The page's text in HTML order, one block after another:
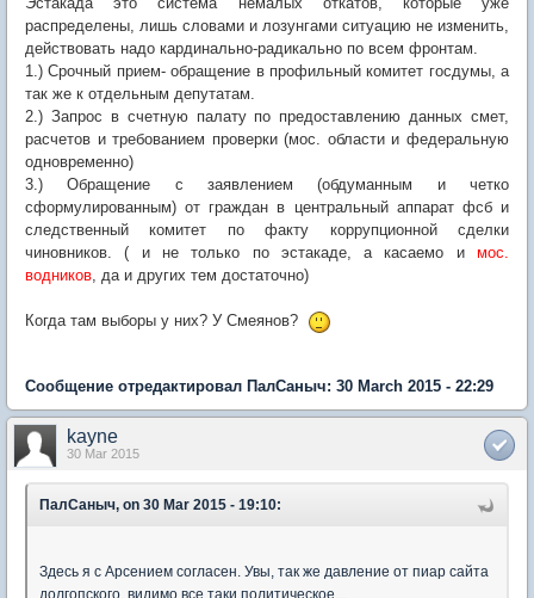
распределены, лишь словами и лозунгами ситуацию не изменить,
действовать надо кардинально-радикально по всем фронтам.
1.) Срочный прием- обращение в профильный комитет госдумы, а
так же к отдельным депутатам.
2.) Запрос в счетную палату по предоставлению данных смет,
расчетов и требованием проверки (мос. области и федеральную
одновременно)
3.) Обращение с заявлением (обдуманным и четко
сформулированным) от граждан в центральный аппарат фсб и
следственный комитет по факту коррупционной сделки
чиновников. ( и не только по эстакаде, а касаемо и мос.
водников, да и других тем достаточно)
Когда там выборы у них? У Смеянов?
Сообщение отредактировал ПалСаныч: 30 March 2015 - 22:29
kayne
30 Mar 2015
ПалСаныч, on 30 Mar 2015 - 19:10:
Здесь я с Арсением согласен. Увы, так же давление от пиар сайта
долгопского, видимо все таки политическое...